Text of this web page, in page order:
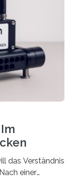
das Verständnis
einer